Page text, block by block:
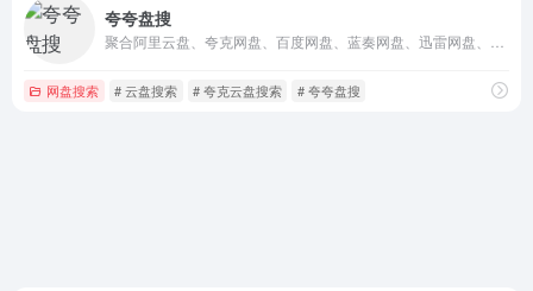
夸夸盘搜
网盘搜索 # 云盘搜索 # 夸克云盘搜索 # 夸夸盘搜